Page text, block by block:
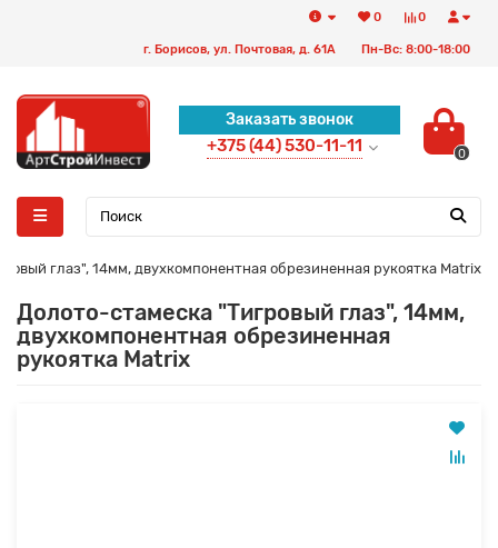
0
0
г. Борисов, ул. Почтовая, д. 61А Пн-Вс: 8:00-18:00
Заказать звонок
+375 (44) 530-11-11 0
глаз", 14мм, двухкомпонентная обрезиненная рукоятка Matrix
Долото-стамеска "Тигровый глаз", 14мм,
двухкомпонентная обрезиненная
рукоятка Matrix